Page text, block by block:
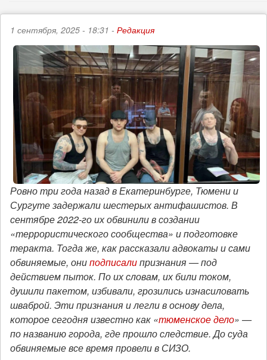
1 сентября, 2025 - 18:31 - Редакция
Ровно три года назад в Екатеринбурге, Тюмени и
Сургуте задержали шестерых антифашистов. В
сентябре 2022-го их обвинили в создании
«террористического сообщества» и подготовке
теракта. Тогда же, как рассказали адвокаты и сами
обвиняемые, ониподписалипризнания — под
действием пыток. По их словам, их били током,
душили пакетом, избивали, грозились изнасиловать
шваброй. Эти признания и легли в основу дела,
которое сегодня известно как «тюменское дело» —
по названию города, где прошло следствие. До суда
обвиняемые все время провели в СИЗО.